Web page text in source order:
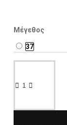
Μέγεθος
37